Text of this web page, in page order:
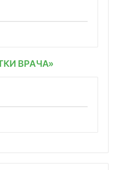
ВРАЧА»